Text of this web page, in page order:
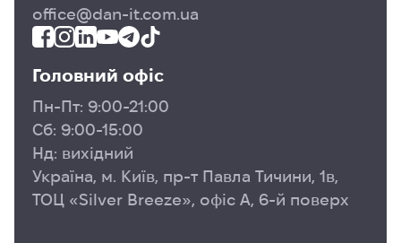
office@dan-it.com.ua
Головний офіс
Пн-Пт: 9:00-21:00
Сб: 9:00-15:00
Нд: вихідний
Україна, м. Київ, пр-т Павла Тичини, 1в,
ТОЦ «Silver Breeze», офіс А, 6-й поверх